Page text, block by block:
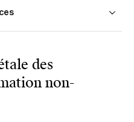
Belge, Larcier, à
des
non-